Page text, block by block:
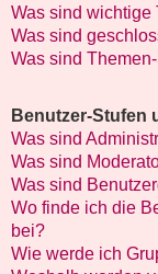
Was sind wichtige
Was sind
Was sind
Benutzer-Stufen
Was sind
Was sind
Was sind
Wo finde ich die
bei?
Wie werde ich